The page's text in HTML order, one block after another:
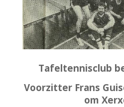
Tafeltennisclub
Voorzitter Frans
om